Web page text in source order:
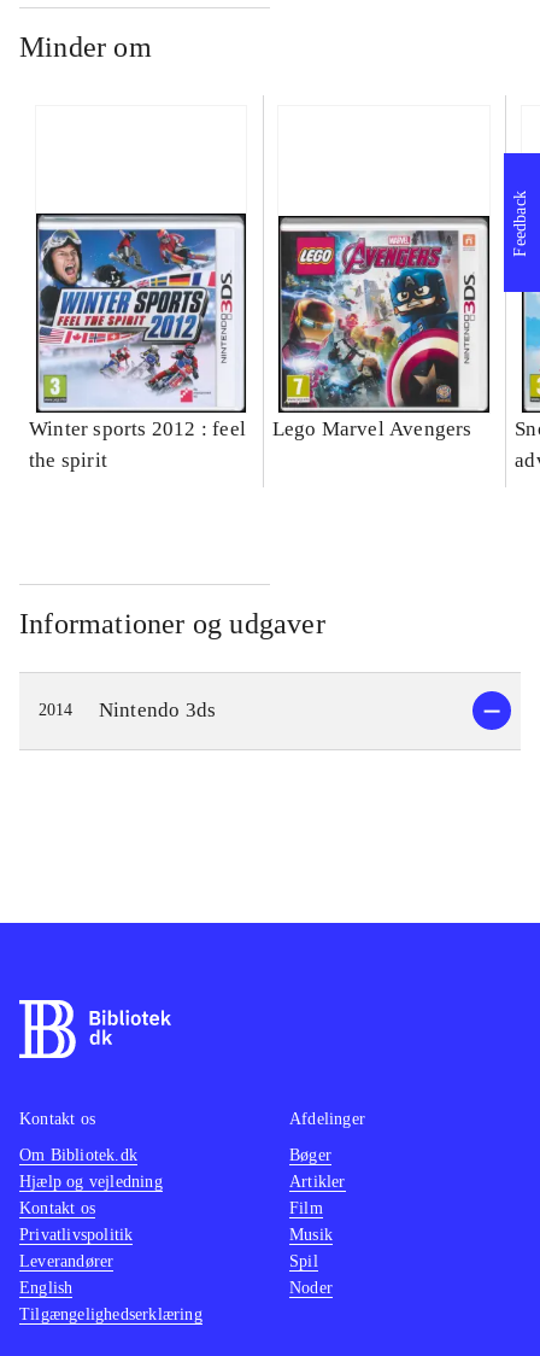
Minder om
Winter sports 2012 : feel
the spirit
Lego Marvel Avengers
Informationer og udgaver
2014 Nintendo 3ds
Feedback
Kontakt os
Om Bibliotek.dk
Hjælp og vejledning
Kontakt os
Privatlivspolitik
Leverandører
English
Tilgængelighedserklæring
Afdelinger
Bøger
Artikler
Film
Musik
Spil
Noder